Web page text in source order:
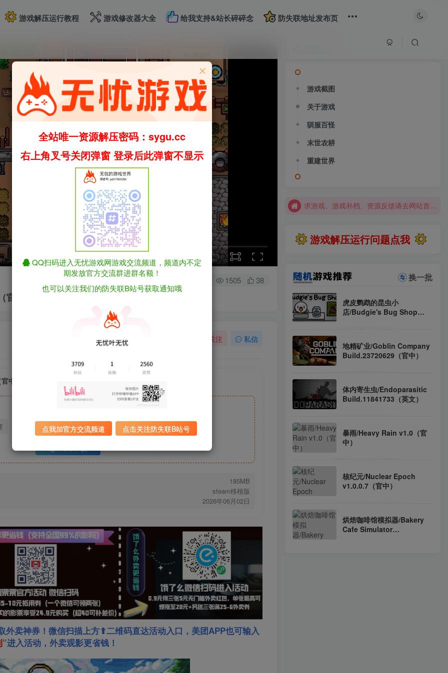
游戏解压运行教程 游戏修改器大全 给我支持&站长碎碎念 防失联地址发布页
speed
1505 38
中）
关注 私信
中）
迅雷下载 全站统一解压密码：sygu.cc
UC下载
185MB
steam移植版
2026年06月02日
卖神券！微信扫描上方⬆二维码直达活动入口，美团APP也可输入
”进入活动，外卖观影更省钱！
游戏截图
关于游戏
驯服百怪
末世农耕
重建世界
大部分游戏解压安装问题可通过网站首页运行教程排查解决
全站资源解压密码：sygu.cc
大部分游戏解压安装问题可通过网站首页运行教程排查解决
游戏解压运行问题点我
换一批
虎皮鹦鹉的昆虫小
店/Budgie's Bug Shop
地精矿业/Goblin Company
Build.23720629（官中）
体内寄生虫/Endoparasitic
Build.11841733（英文）
暴雨/Heavy Rain v1.0（官
中）
核纪元/Nuclear Epoch
v1.0.0.7（官中）
烘焙咖啡馆模拟器/Bakery
Cafe Simulator
全站唯一资源解压密码：sygu.cc
右上角叉号关闭弹窗 登录后此弹窗不显示
QQ扫码进入无忧游戏网游戏交流频道，频道内不定
期发放官方交流群进群名额！
也可以关注我们的防失联B站号获取通知哦
点我加官方交流频道 点击关注防失联B站号